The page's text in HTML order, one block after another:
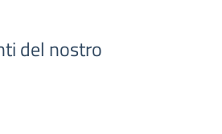
del nostro